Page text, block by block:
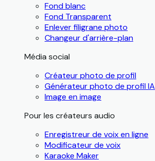
Fond blanc
Fond Transparent
Enlever filigrane photo
Changeur d'arrière-plan
Média social
Créateur photo de profil
Générateur photo de profil IA
Image en image
Pour les créateurs audio
Enregistreur de voix en ligne
Modificateur de voix
Karaoke Maker